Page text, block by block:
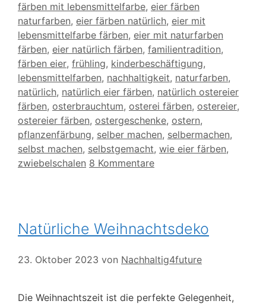
färben mit lebensmittelfarbe, eier färben
naturfarben, eier färben natürlich, eier mit
lebensmittelfarbe färben, eier mit naturfarben
färben, eier natürlich färben, familientradition,
färben eier, frühling, kinderbeschäftigung,
lebensmittelfarben, nachhaltigkeit, naturfarben,
natürlich, natürlich eier färben, natürlich ostereier
färben, osterbrauchtum, osterei färben, ostereier,
ostereier färben, ostergeschenke, ostern,
pflanzenfärbung, selber machen, selbermachen,
selbst machen, selbstgemacht, wie eier färben,
zwiebelschalen 8 Kommentare
Natürliche Weihnachtsdeko
23. Oktober 2023 von Nachhaltig4future
Die Weihnachtszeit ist die perfekte Gelegenheit,